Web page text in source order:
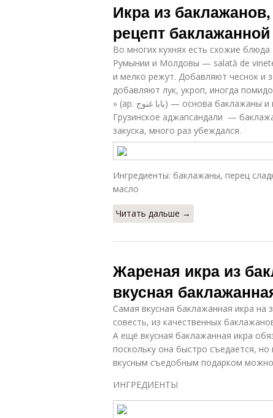
Икра из
рецепт
Во многих кухнях есть схожие
Румынии и Молдовы — salată de
и мелко режут. Добавляют чеснок и
добавляют лук, укроп, иногда
» (ар. بابا غنوج) — основа баклажаны и паста из тахины. Короче — много вариантов.
Грузинское аджапсандали —
закуска, много раз убеждался.
Ингредиенты: баклажаны, перец
масло
Читать дальше →
Жареная икра из
вкусная
Самая вкусная баклажанная икра на
совесть, из качественных
А ещё вкусная баклажанная икра
поскольку она быстро съедается,
вкусным съедобным подарком можно
ИНГРЕДИЕНТЫ